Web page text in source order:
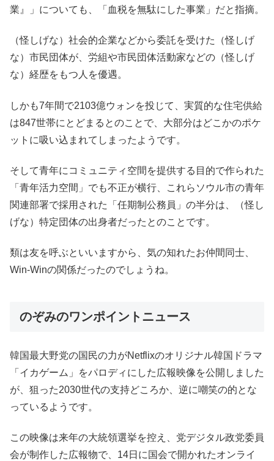
業』」についても、「血税を無駄にした事業」だと指摘。
（怪しげな）社会的企業などから委託を受けた（怪しげ
な）市民団体が、労組や市民団体活動家などの（怪しげ
な）経歴をもつ人を優遇。
しかも7年間で2103億ウォンを投じて、実質的な住宅供給
は847世帯にとどまるとのことで、大部分はどこかのポケ
ットに吸い込まれてしまったようです。
そして青年にコミュニティ空間を提供する目的で作られた
「青年活力空間」でも不正が横行、これらソウル市の青年
関連部署で採用された「任期制公務員」の半分は、（怪し
げな）特定団体の出身者だったとのことです。
類は友を呼ぶといいますから、気の知れたお仲間同士、
Win-Winの関係だったのでしょうね。
のぞみのワンポイントニュース
韓国最大野党の国民の力がNetflixのオリジナル韓国ドラマ
「イカゲーム」をパロディにした広報映像を公開しました
が、狙った2030世代の支持どころか、逆に嘲笑の的とな
っているようです。
この映像は来年の大統領選挙を控え、党デジタル政党委員
会が制作した広報物で、14日に国会で開かれたオンライ